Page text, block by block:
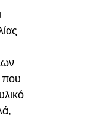
που